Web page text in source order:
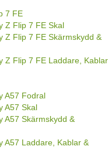
7 FE
Z Flip 7 FE Skal
Z Flip 7 FE Skärmskydd &
Z Flip 7 FE Laddare, Kablar
A57 Fodral
A57 Skal
A57 Skärmskydd &
A57 Laddare, Kablar &